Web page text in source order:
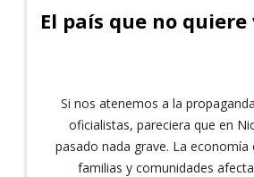
El país que no quiere
Si nos atenemos a la
oficialistas, pareciera que en
pasado nada grave. La economía
familias y comunidades